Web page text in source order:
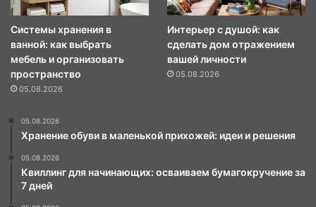
Системы хранения в
ванной: как выбрать
мебель и организовать
пространство
05.08.2026
Интерьер с душой: как
сделать дом отражением
вашей личности
05.08.2026
05.08.2026
Хранение обуви в маленькой прихожей: идеи и решения
05.08.2026
Квиллинг для начинающих: осваиваем бумагокручение за
7 дней